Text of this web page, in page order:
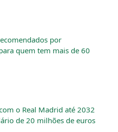
por
quem tem mais de 60
o Real Madrid até 2032
de 20 milhões de euros